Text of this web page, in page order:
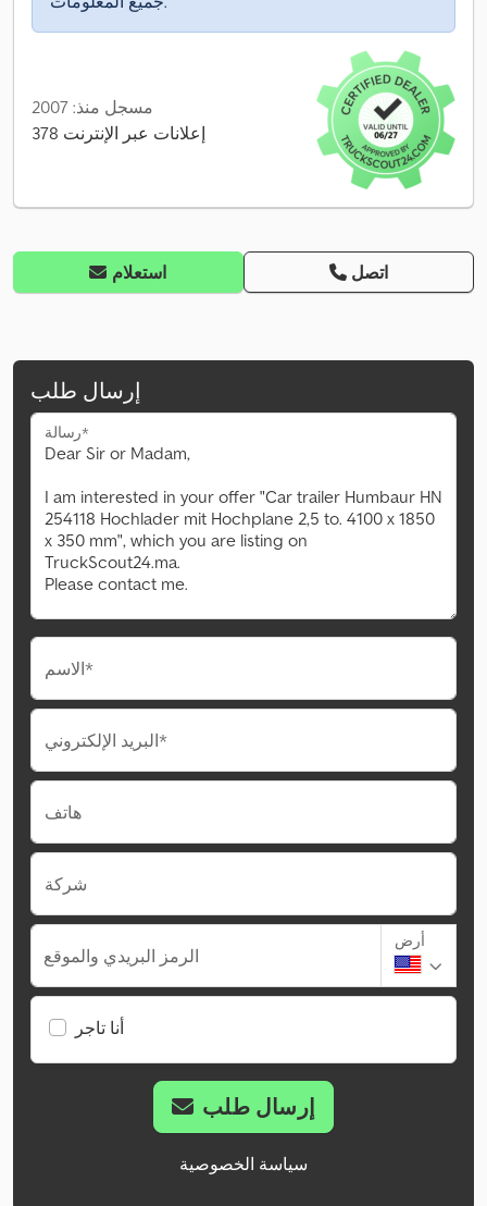
مسجل منذ: 2007
378 إعلانات عبر الإنترنت
استعلام اتصل
إرسال طلب
رسالة*
الاسم*
البريد الإلكتروني*
هاتف
شركة
الرمز البريدي والموقع
أرض
أنا تاجر
إرسال طلب
سياسة الخصوصية